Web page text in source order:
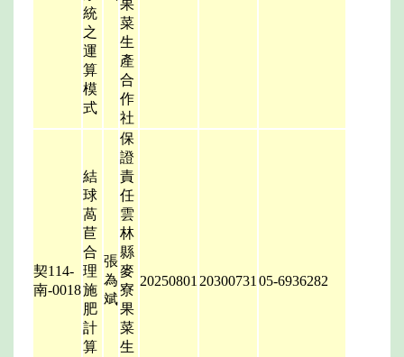
統
之
運
算
模
式
果
菜
生
產
合
作
社
契114-
南-0018
結
球
萵
苣
合
理
施
肥
計
算
張
為
斌
保
證
責
任
雲
林
縣
麥
寮
果
菜
生
20250801 20300731 05-6936282